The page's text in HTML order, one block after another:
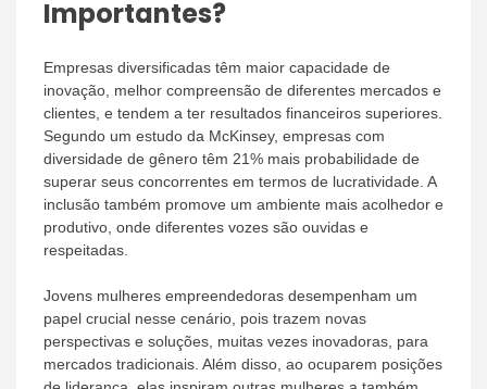
Importantes?
Empresas diversificadas têm maior capacidade de
inovação, melhor compreensão de diferentes mercados e
clientes, e tendem a ter resultados financeiros superiores.
Segundo um estudo da McKinsey, empresas com
diversidade de gênero têm 21% mais probabilidade de
superar seus concorrentes em termos de lucratividade. A
inclusão também promove um ambiente mais acolhedor e
produtivo, onde diferentes vozes são ouvidas e
respeitadas.
Jovens mulheres empreendedoras desempenham um
papel crucial nesse cenário, pois trazem novas
perspectivas e soluções, muitas vezes inovadoras, para
mercados tradicionais. Além disso, ao ocuparem posições